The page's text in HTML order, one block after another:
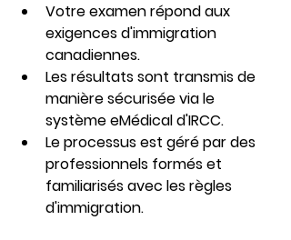
Votre examen répond aux
exigences d'immigration
canadiennes.
Les résultats sont transmis de
manière sécurisée via le
système eMédical d'IRCC.
Le processus est géré par des
professionnels formés et
familiarisés avec les règles
d'immigration.